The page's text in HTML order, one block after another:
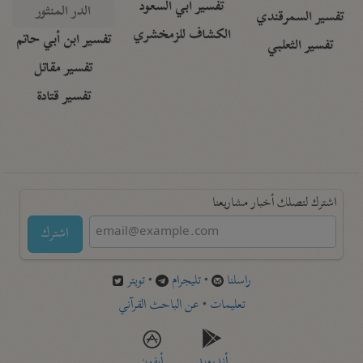
تفسير السمرقندي
تفسير الثعلبي
تفسير أبي السعود
الكشاف للزمخشري
الدر المنثور
تفسير ابن أبي حاتم
تفسير مقاتل
تفسير قتادة
اشترك لتصلك أخبار مشاريعنا
اشترك
راسلنا •تليجرام •تويتر
تعليمات •عن الباحث القرآني